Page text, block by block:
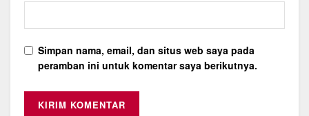
Simpan nama, email, dan situs web saya pada
peramban ini untuk komentar saya berikutnya.